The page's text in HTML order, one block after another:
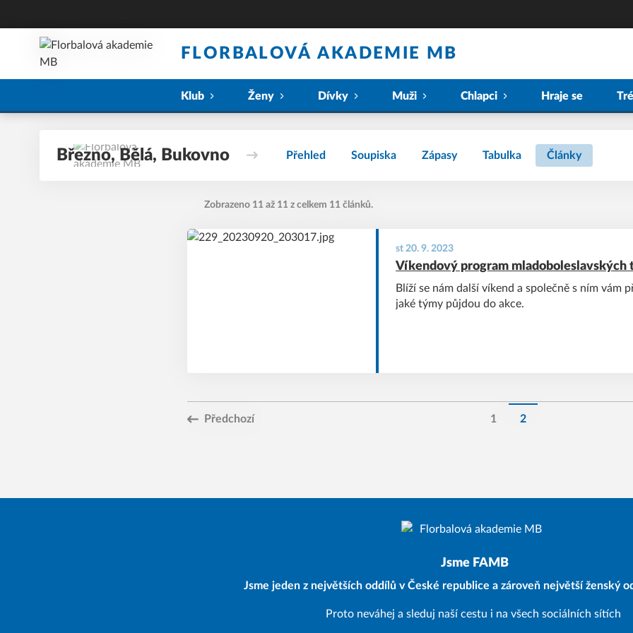
FLORBALOVÁ AKADEMIE MB
Klub Ženy Dívky Muži Chlapci Hraje se
Březno, Bělá, Bukovno Přehled Soupiska Zápasy Tabulka Články
Zobrazeno 11 až 11 z celkem 11 článků.
st 20. 9. 2023
Víkendový program mladoboleslavských
Blíží se nám další víkend a společně s ním vám
jaké týmy půjdou do akce.
Předchozí 1 2
Jsme FAMB
Jsme jeden z největších oddílů v České republice a zároveň největší ženský
Proto neváhej a sleduj naší cestu i na všech sociálních sítích